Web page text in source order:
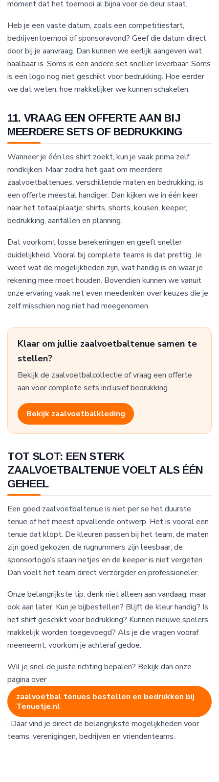
moment dat het toernooi al bijna voor de deur staat.
Heb je een vaste datum, zoals een competitiestart,
bedrijventoernooi of sponsoravond? Geef die datum direct
door bij je aanvraag. Dan kunnen we eerlijk aangeven wat
haalbaar is. Soms is een andere set sneller leverbaar. Soms
is een logo nog niet geschikt voor bedrukking. Hoe eerder
we dat weten, hoe makkelijker we kunnen schakelen.
11. VRAAG EEN OFFERTE AAN BIJ
MEERDERE SETS OF BEDRUKKING
Wanneer je één los shirt zoekt, kun je vaak prima zelf
rondkijken. Maar zodra het gaat om meerdere
zaalvoetbaltenues, verschillende maten en bedrukking, is
een offerte meestal handiger. Dan kijken we in één keer
naar het totaalplaatje: shirts, shorts, kousen, keeper,
bedrukking, aantallen en planning.
Dat voorkomt losse berekeningen en geeft sneller
duidelijkheid. Vooral bij complete teams is dat prettig. Je
weet wat de mogelijkheden zijn, wat handig is en waar je
rekening mee moet houden. Bovendien kunnen we vanuit
onze ervaring vaak net even meedenken over keuzes die je
zelf misschien nog niet had meegenomen.
Klaar om jullie zaalvoetbaltenue samen te
stellen?
Bekijk de zaalvoetbalcollectie of vraag een offerte
aan voor complete sets inclusief bedrukking.
Bekijk zaalvoetbalkleding
TOT SLOT: EEN STERK
ZAALVOETBALTENUE VOELT ALS ÉÉN
GEHEEL
Een goed zaalvoetbaltenue is niet per se het duurste
tenue of het meest opvallende ontwerp. Het is vooral een
tenue dat klopt. De kleuren passen bij het team, de maten
zijn goed gekozen, de rugnummers zijn leesbaar, de
sponsorlogo’s staan netjes en de keeper is niet vergeten.
Dan voelt het team direct verzorgder en professioneler.
Onze belangrijkste tip: denk niet alleen aan vandaag, maar
ook aan later. Kun je bijbestellen? Blijft de kleur handig? Is
het shirt geschikt voor bedrukking? Kunnen nieuwe spelers
makkelijk worden toegevoegd? Als je die vragen vooraf
meeneemt, voorkom je achteraf gedoe.
Wil je snel de juiste richting bepalen? Bekijk dan onze
pagina over
zaalvoetbal tenues bestellen en bedrukken bij
Tenuetje.nl
. Daar vind je direct de belangrijkste mogelijkheden voor
teams, verenigingen, bedrijven en vriendenteams.